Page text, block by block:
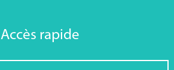
Accès rapide